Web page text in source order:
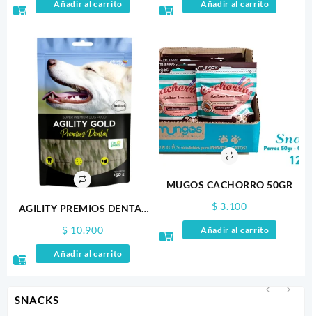
SNACKS
Añadir al carrito Añadir al carrito
AGILITY PREMIOS DENTAL
$ 10.900
Añadir al carrito
MUGOS CACHORRO 50GR
$ 3.100
Añadir al carrito